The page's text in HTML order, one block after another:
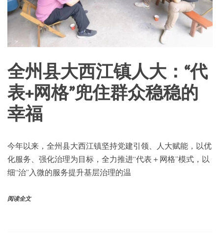
全州县大西江镇人大：“代
表+网格”兜住群众稳稳的
幸福
今年以来，全州县大西江镇坚持党建引领、人大赋能，以优
化服务、强化治理为目标，全力推进“代表＋网格”模式，以
细“治”入微的服务提升基层治理的温
阅读全文